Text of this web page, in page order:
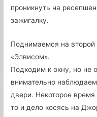
проникнуть на
зажигалку.
Поднимаемся на второй
«Элвисом».
Подходим к окну, но не
внимательно
двери. Некоторое
то и дело косясь на